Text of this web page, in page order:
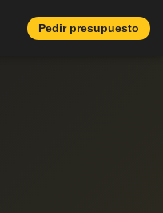
Pedir presupuesto